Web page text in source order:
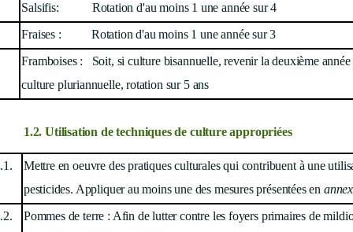
Salsifis: Rotation d'au moins 1 une année sur 4
Fraises : Rotation d'au moins 1 une année sur 3
Framboises : Soit, si culture bisannuelle, revenir la deuxième
culture pluriannuelle, rotation sur 5 ans
1.2. Utilisation de techniques de culture appropriées
Mettre en oeuvre des pratiquesculturales qui contribuent à une
pesticides. Appliquer au moins une des mesures présentées en
Pommes de terre : Afin de lutter contre les foyers primaires de